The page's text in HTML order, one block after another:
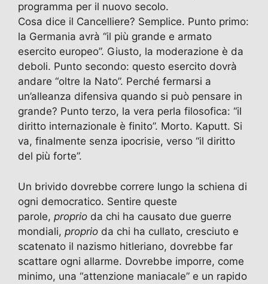
programma per il nuovo secolo.
Cosa dice il Cancelliere? Semplice. Punto primo:
la Germania avrà “il più grande e armato
esercito europeo”. Giusto, la moderazione è da
deboli. Punto secondo: questo esercito dovrà
andare “oltre la Nato”. Perché fermarsi a
un’alleanza difensiva quando si può pensare in
grande? Punto terzo, la vera perla filosofica: “il
diritto internazionale è finito”. Morto. Kaputt. Si
va, finalmente senza ipocrisie, verso “il diritto
del più forte”.
Un brivido dovrebbe correre lungo la schiena di
ogni democratico. Sentire queste
parole, proprio da chi ha causato due guerre
mondiali, proprio da chi ha cullato, cresciuto e
scatenato il nazismo hitleriano, dovrebbe far
scattare ogni allarme. Dovrebbe imporre, come
minimo, una “attenzione maniacale” e un rapido